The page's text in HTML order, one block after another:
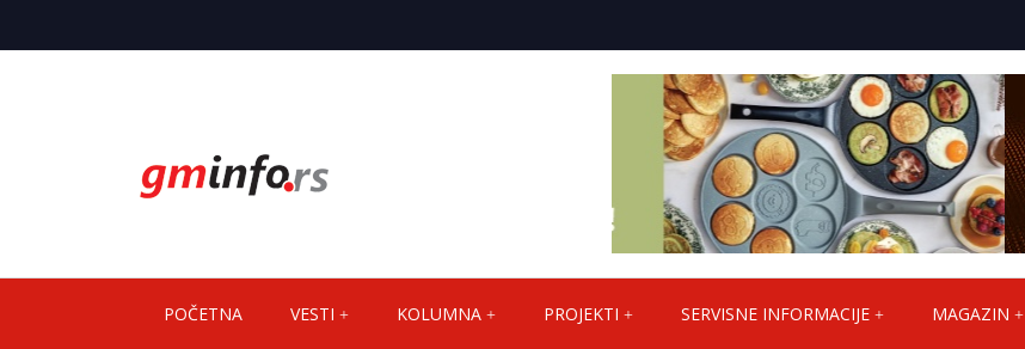
POČETNA VESTI KOLUMNA PROJEKTI SERVISNE INFORMACIJE MAGAZIN